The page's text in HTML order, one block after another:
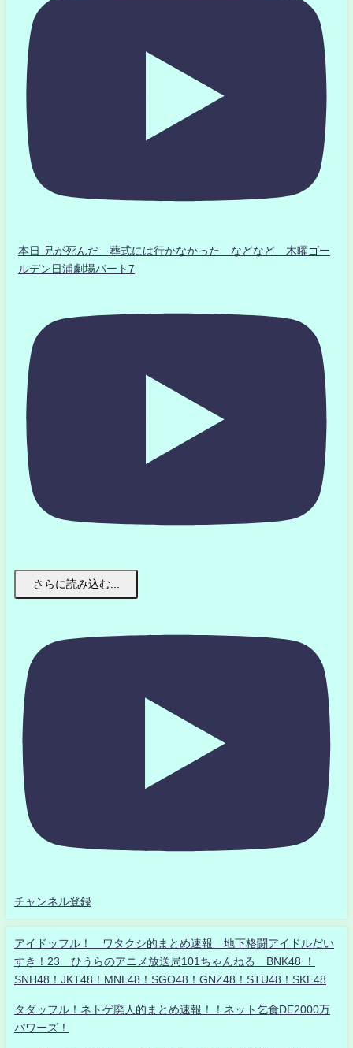
本日 兄が死んだ 葬式には行かなかった などなど 木曜ゴー
ルデン日浦劇場パート7
さらに読み込む...
チャンネル登録
アイドッフル！ ワタクシ的まとめ速報 地下格闘アイドルだい
すき！23 ひうらのアニメ放送局101ちゃんねる BNK48 ！
SNH48！JKT48！MNL48！SGO48！GNZ48！STU48！SKE48
タダッフル！ネトゲ廃人的まとめ速報！！ネット乞食DE2000万
パワーズ！